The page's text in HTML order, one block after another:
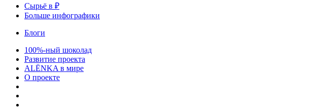
Сырьё в ₽
Больше инфографики
Блоги
100%-ный шоколад
Развитие проекта
ALЁNKA в мире
О проекте